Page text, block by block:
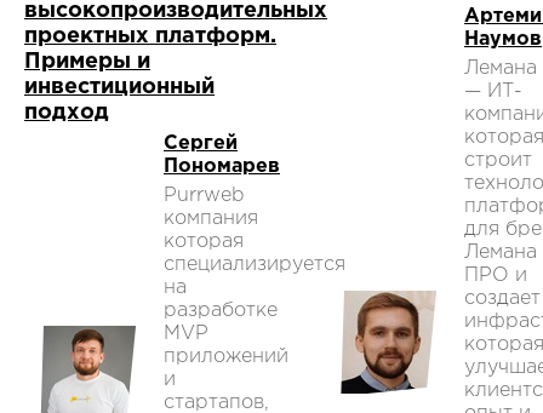
высокопроизводительных
проектных платформ.
Примеры и
инвестиционный
подход
Сергей
Пономарев
Purrweb
компания
которая
специализируется
на
разработке
MVP
приложений
и
стартапов,
Наумов
Лемана
— ИТ-
которая
строит
для
Лемана
ПРО и
которая